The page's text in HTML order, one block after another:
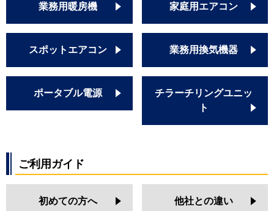
業務用暖房機 家庭用エアコン
スポットエアコン 業務用換気機器
ポータブル電源
チラーチリングユニッ
ト
ご利用ガイド
初めての方へ 他社との違い